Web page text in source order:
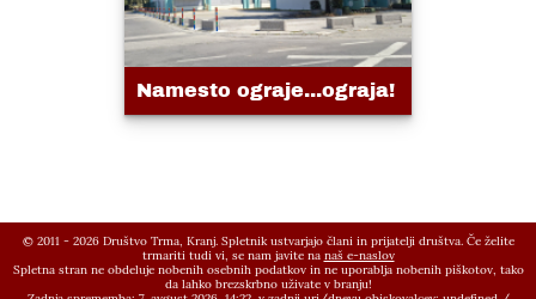
Namesto ograje...ograja!
© 2011 - 2026 Društvo Trma, Kranj. Spletnik ustvarjajo člani in prijatelji društva. Če želite
trmariti tudi vi, se nam javite na naš e-naslov
Spletna stran ne obdeluje nobenih osebnih podatkov in ne uporablja nobenih piškotov, tako
da lahko brezskrbno uživate v branju!